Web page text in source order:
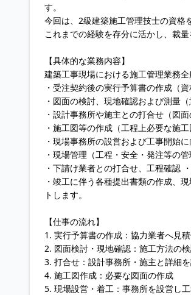
す。
今回は、2級建築施工管理技士の資格
これまでの経験を存分に活かし、裁
【具体的な業務内容】
建築工事現場における施工管理業務全
・受注契約後の実行予算書の作成（
・図面の検討、現地確認および測量
・設計事務所や施主との打合せ（図
・施工図等の作成（工程上必要な施工
・現場事務所の設営および工事開始
・現場管理（工程・安全・発注等の管
・下請け業者との打合せ、工程確認
・竣工に伴う各種提出書類の作成、
トします。
【仕事の流れ】
1. 実行予算書の作成：協力業者へ見
2. 図面検討・現地確認：施工方法の
3. 打合せ：設計事務所・施主と詳細
4. 施工図作成：必要な図面の作成
5. 現場設営・着工：事務所を設営し